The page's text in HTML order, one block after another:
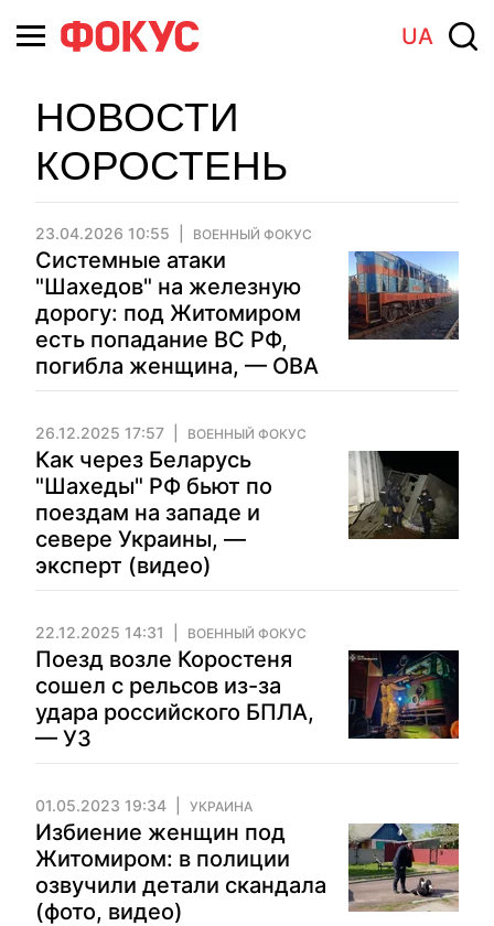
UA
НОВОСТИ
КОРОСТЕНЬ
23.04.2026 10:55 ВОЕННЫЙ ФОКУС
Системные атаки
"Шахедов" на железную
дорогу: под Житомиром
есть попадание ВС РФ,
погибла женщина, — ОВА
26.12.2025 17:57 ВОЕННЫЙ ФОКУС
Как через Беларусь
"Шахеды" РФ бьют по
поездам на западе и
севере Украины, —
эксперт (видео)
22.12.2025 14:31 ВОЕННЫЙ ФОКУС
Поезд возле Коростеня
сошел с рельсов из-за
удара российского БПЛА,
— УЗ
01.05.2023 19:34 УКРАИНА
Избиение женщин под
Житомиром: в полиции
озвучили детали скандала
(фото, видео)